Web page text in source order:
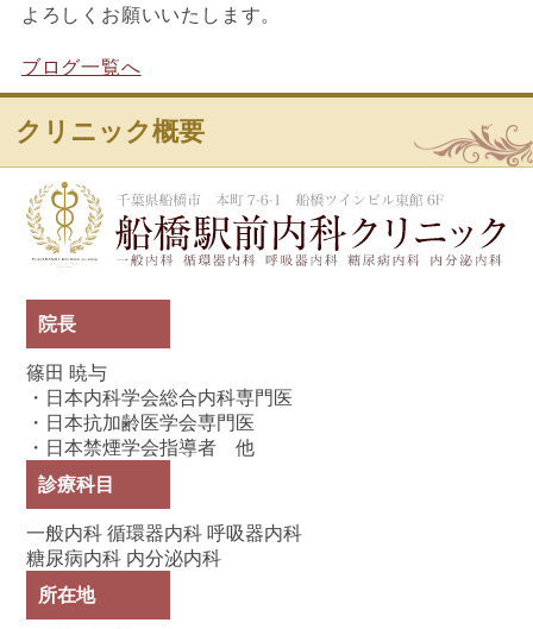
よろしくお願いいたします。
ブログ一覧へ
クリニック概要
院長
篠田 暁与
・日本内科学会総合内科専門医
・日本抗加齢医学会専門医
・日本禁煙学会指導者 他
診療科目
一般内科 循環器内科 呼吸器内科
糖尿病内科 内分泌内科
所在地